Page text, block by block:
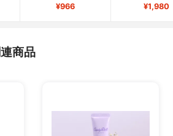
¥966 ¥1,980
商品